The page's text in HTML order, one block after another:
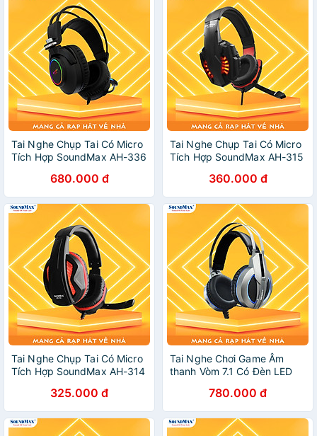
Cắm 3.5mm, Dây Cáp Bọc
Dù Chắc Chắn, Bảo Hành 12
Tháng - Hàng Chính Hãng
Tai Nghe Chụp Tai Có Micro
Tích Hợp SoundMax AH-336
Đèn LED RGB SoundMax
AH336 | Gaming Headset -
Hàng Chính Hãng
680.000 đ
Tai Nghe Chụp Tai Có Micro
Tích Hợp SoundMax AH-315
SoundMax AH315 - Hàng
Chính Hãng
360.000 đ
Tai Nghe Chụp Tai Có Micro
Tích Hợp SoundMax AH-314
SoundMax AH314 - Hàng
Chính Hãng
325.000 đ
Tai Nghe Chơi Game Âm
thanh Vòm 7.1 Có Đèn LED
Nghe Chụp Tai Có Micro
Tích Hợp SoundMax AH-712
| Gaming Headset - Hàng
780.000 đ